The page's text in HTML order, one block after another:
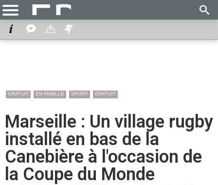
GRATUIT EN FAMILLE SPORT GRATUIT
Marseille : Un village rugby
installé en bas de la
Canebière à l'occasion de
la Coupe du Monde